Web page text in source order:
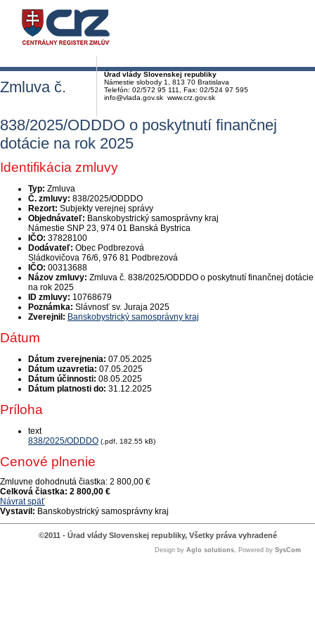
Úrad vlády Slovenskej republiky
Námestie slobody 1, 813 70 Bratislava
Telefón: 02/572 95 111, Fax: 02/524 97 595
info@vlada.gov.sk www.crz.gov.sk
Zmluva č.
838/2025/ODDDO o poskytnutí finančnej
dotácie na rok 2025
Identifikácia zmluvy
Typ: Zmluva
Č. zmluvy: 838/2025/ODDDO
Rezort: Subjekty verejnej správy
Objednávateľ: Banskobystrický samosprávny kraj
Námestie SNP 23, 974 01 Banská Bystrica
IČO: 37828100
Dodávateľ: Obec Podbrezová
Sládkovičova 76/6, 976 81 Podbrezová
IČO: 00313688
Názov zmluvy: Zmluva č. 838/2025/ODDDO o poskytnutí finančnej dotácie
na rok 2025
ID zmluvy: 10768679
Poznámka: Slávnosť sv. Juraja 2025
Zverejnil: Banskobystrický samosprávny kraj
Dátum
Dátum zverejnenia: 07.05.2025
Dátum uzavretia: 07.05.2025
Dátum účinnosti: 08.05.2025
Dátum platnosti do: 31.12.2025
Príloha
text
838/2025/ODDDO (.pdf, 182.55 kB)
Cenové plnenie
Zmluvne dohodnutá čiastka: 2 800,00 €
Celková čiastka: 2 800,00 €
Návrat späť
Vystavil: Banskobystrický samosprávny kraj
©2011 - Úrad vlády Slovenskej republiky, Všetky práva vyhradené
Design by Aglo solutions, Powered by SysCom